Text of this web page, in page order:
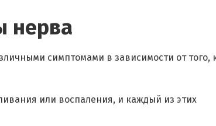
нерва
симптомами в зависимости от того,
или воспаления, и каждый из этих